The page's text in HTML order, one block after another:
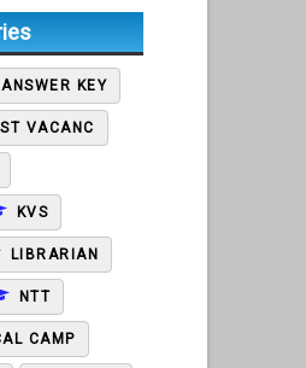
ANSWER KEY
VACANC
KVS
LIBRARIAN
NTT
CAMP